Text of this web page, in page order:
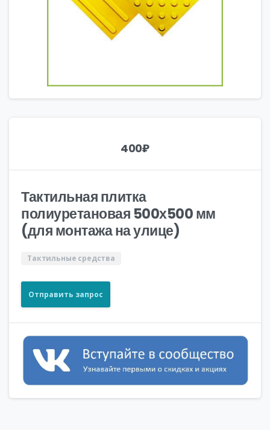
400₽
Тактильная плитка
полиуретановая 500х500 мм
(для монтажа на улице)
Тактильные средства
Отправить запрос